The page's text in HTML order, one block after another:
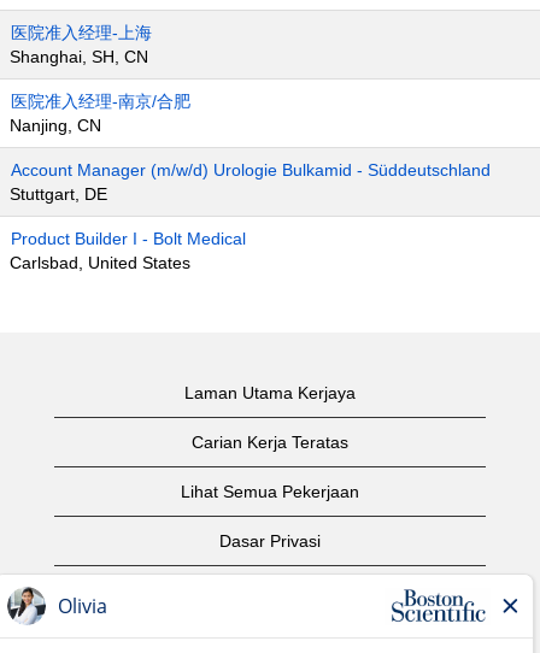
医院准入经理-上海
Shanghai, SH, CN
医院准入经理-南京/合肥
Nanjing, CN
Account Manager (m/w/d) Urologie Bulkamid - Süddeutschland
Stuttgart, DE
Product Builder I - Bolt Medical
Carlsbad, United States
Laman Utama Kerjaya
Carian Kerja Teratas
Lihat Semua Pekerjaan
Dasar Privasi
Notis Hak Cipta